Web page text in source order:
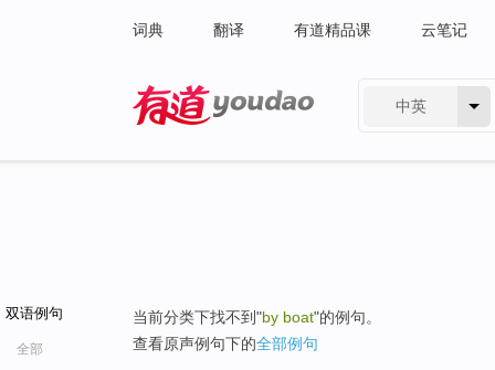
词典 翻译 有道精品课 云笔记
中英
双语例句
全部
当前分类下找不到"by boat"的例句。
查看原声例句下的全部例句